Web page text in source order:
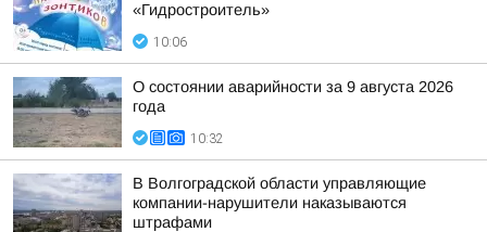
«Гидростроитель»
10:06
О состоянии аварийности за 9 августа 2026
года
10:32
В Волгоградской области управляющие
компании-нарушители наказываются
штрафами